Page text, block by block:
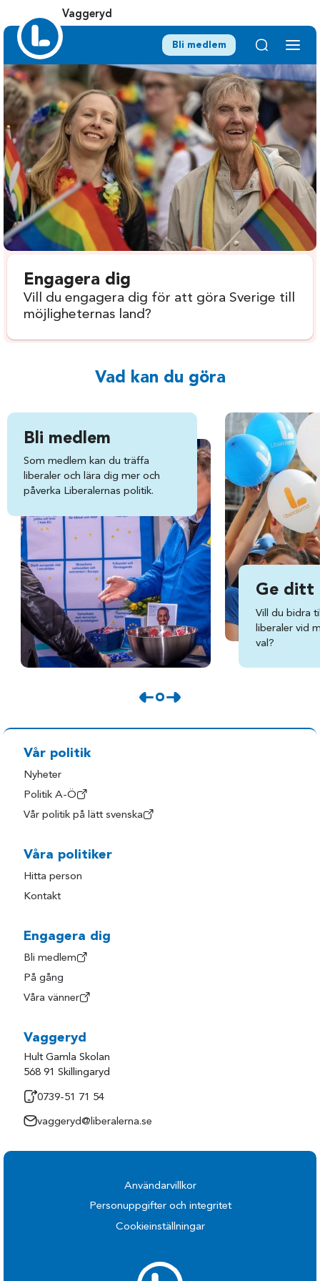
Vaggeryd
Bli medlem
Engagera dig
Vill du engagera dig för att göra Sverige till
möjligheternas land?
Vad kan du göra
Bli medlem
Som medlem kan du träffa
liberaler och lära dig mer och
påverka Liberalernas politik.
Ge ditt
Vill du bidra
liberaler vid
val?
Vår politik
Nyheter
Politik A-Ö
Vår politik på lätt svenska
Våra politiker
Hitta person
Kontakt
Engagera dig
Bli medlem
På gång
Våra vänner
Vaggeryd
Hult Gamla Skolan
568 91 Skillingaryd
0739-51 71 54
vaggeryd@liberalerna.se
Användarvillkor
Personuppgifter och integritet
Cookieinställningar